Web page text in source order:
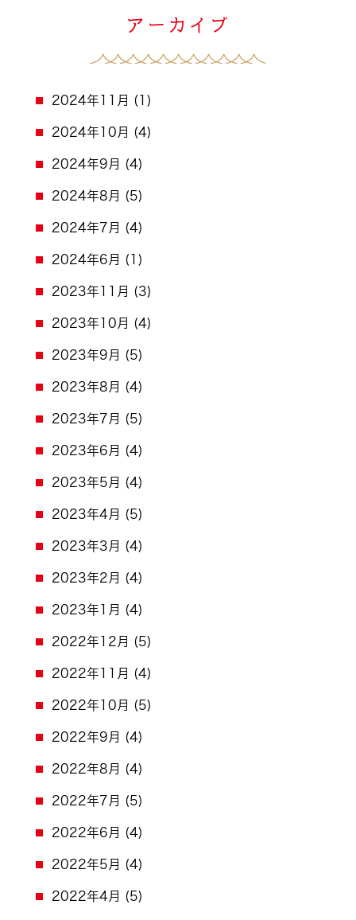
2024年11月 (1)
2024年10月 (4)
2024年9月 (4)
2024年8月 (5)
2024年7月 (4)
2024年6月 (1)
2023年11月 (3)
2023年10月 (4)
2023年9月 (5)
2023年8月 (4)
2023年7月 (5)
2023年6月 (4)
2023年5月 (4)
2023年4月 (5)
2023年3月 (4)
2023年2月 (4)
2023年1月 (4)
2022年12月 (5)
2022年11月 (4)
2022年10月 (5)
2022年9月 (4)
2022年8月 (4)
2022年7月 (5)
2022年6月 (4)
2022年5月 (4)
2022年4月 (5)